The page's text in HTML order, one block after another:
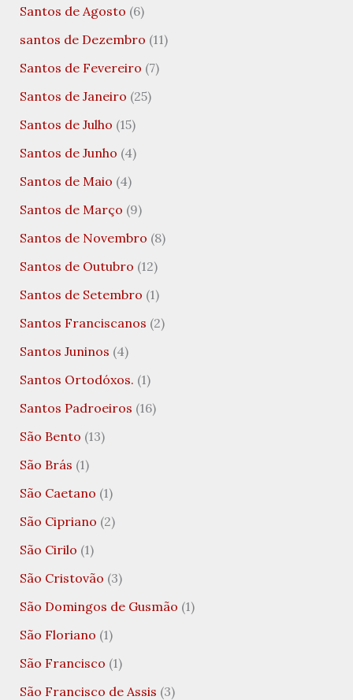
Santos de Agosto (6)
santos de Dezembro (11)
Santos de Fevereiro (7)
Santos de Janeiro (25)
Santos de Julho (15)
Santos de Junho (4)
Santos de Maio (4)
Santos de Março (9)
Santos de Novembro (8)
Santos de Outubro (12)
Santos de Setembro (1)
Santos Franciscanos (2)
Santos Juninos (4)
Santos Ortodóxos. (1)
Santos Padroeiros (16)
São Bento (13)
São Brás (1)
São Caetano (1)
São Cipriano (2)
São Cirilo (1)
São Cristovão (3)
São Domingos de Gusmão (1)
São Floriano (1)
São Francisco (1)
São Francisco de Assis (3)